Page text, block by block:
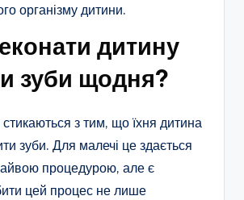
організму дитини.
дитину
зуби щодня?
з тим, що їхня дитина
зуби. Для малечі це здається
процедурою, але є
цей процес не лише